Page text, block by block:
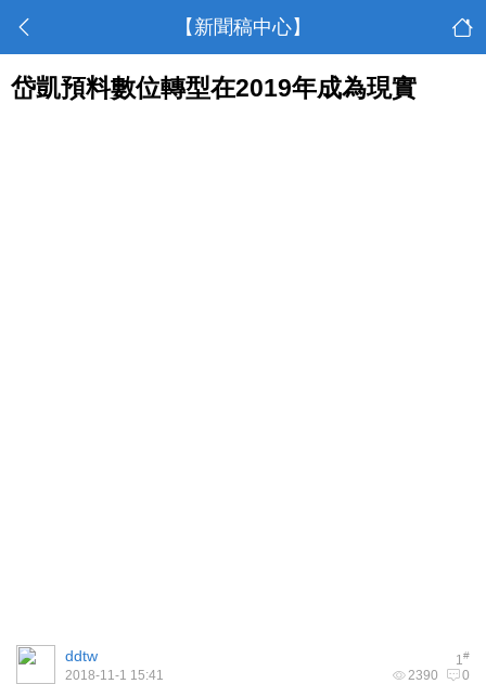
【新聞稿中心】
岱凱預料數位轉型在2019年成為現實
1#
ddtw
2390 0
2018-11-1 15:41